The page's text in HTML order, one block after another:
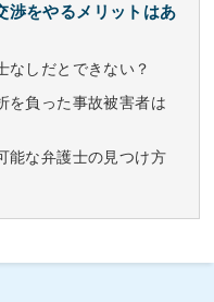
渉をやるメリットはあ
なしだとできない？
を負った事故被害者は
能な弁護士の見つけ方